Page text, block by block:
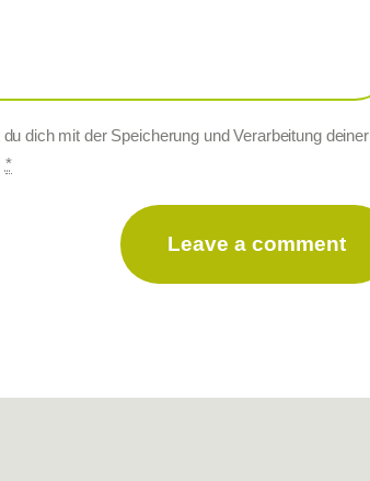
dich mit der Speicherung und Verarbeitung deiner
*